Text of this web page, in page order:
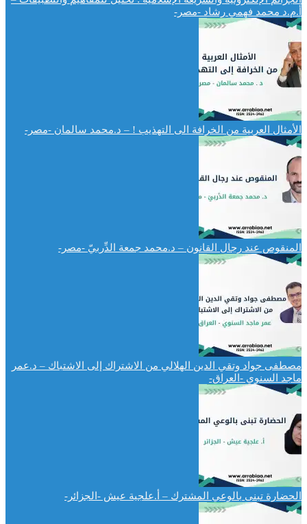
أ.م.د محمد فهمي رشاد -مصر-
الأمثال العربية من الخرافة الى التهذيب ! – د.محمد سالمان -مصر-
المنقوص عند رجال القانون – د.محمد جمعة الدِّربيّ -مصر-
مصطفى جواد وتقي الدين الهلالي من الاشتراك إلى الاشتباك – د.عمر
ماجد السنوي -العراق-
الحضارة تبنى بالوعي المشترك – أ.علجية عيش -الجزائر-